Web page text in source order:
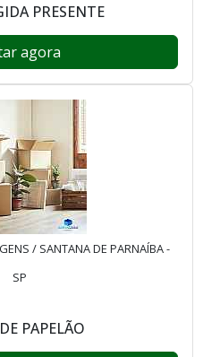
PRESENTE
agora
/ SANTANA DE PARNAÍBA -
SP
PAPELÃO